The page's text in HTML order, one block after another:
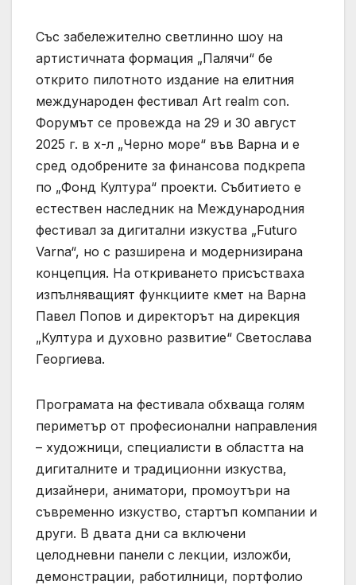
Със забележително светлинно шоу на
артистичната формация „Палячи“ бе
открито пилотното издание на елитния
международен фестивал Art realm con.
Форумът се провежда на 29 и 30 август
2025 г. в х-л „Черно море“ във Варна и е
сред одобрените за финансова подкрепа
по „Фонд Култура“ проекти. Събитието е
естествен наследник на Международния
фестивал за дигитални изкуства „Futuro
Varna“, но с разширена и модернизирана
концепция. На откриването присъстваха
изпълняващият функциите кмет на Варна
Павел Попов и директорът на дирекция
„Култура и духовно развитие“ Светослава
Георгиева.
Програмата на фестивала обхваща голям
периметър от професионални направления
– художници, специалисти в областта на
дигиталните и традиционни изкуства,
дизайнери, аниматори, промоутъри на
съвременно изкуство, стартъп компании и
други. В двата дни са включени
целодневни панели с лекции, изложби,
демонстрации, работилници, портфолио